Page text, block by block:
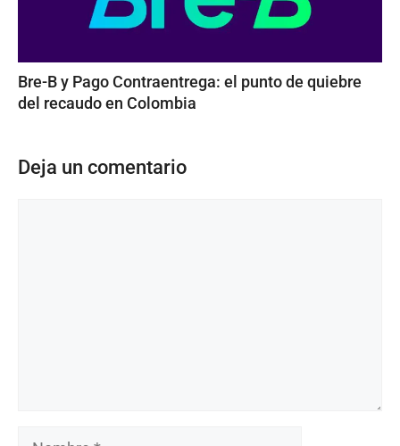
Bre-B y Pago Contraentrega: el punto de quiebre
del recaudo en Colombia
Deja un comentario
Nombre